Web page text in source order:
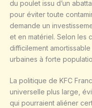
du poulet issu d’un
pour éviter toute
demande un
et en matériel. Selon les
difficilement
urbaines à forte
La politique de KFC
universelle plus large,
qui pourraient aliéner